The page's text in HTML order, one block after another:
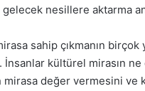
gelecek nesillere aktarma
sahip çıkmanın birçok
İnsanlar kültürel mirasın
mirasa değer vermesini ve